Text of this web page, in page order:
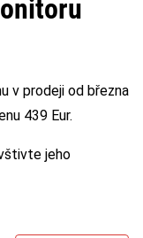
v prodeji od března
439 Eur.
jeho